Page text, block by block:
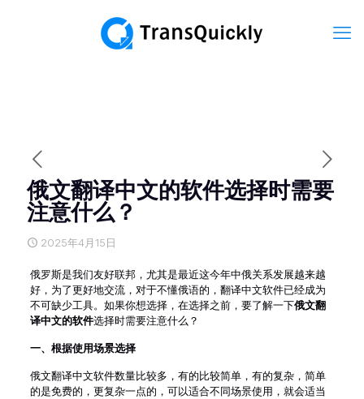
俄文翻译中文的软件选择时需要
注意什么？
2025年4月15日
俄罗斯是我们友好联邦，尤其是最近这今年中俄关系发展越来越
好，为了更好地交流，对于不懂俄语的，翻译中文软件已经成为
不可缺少工具。如果你想选择，在选择之前，要了解一下俄文翻
译中文的软件选择时需要注意什么？
一、 根据使用场景选择
俄文翻译中文软件数量比较多，有的比较简单，有的复杂，简单
的是免费的，更复杂一点的，可以适合不同场景使用，就会适当